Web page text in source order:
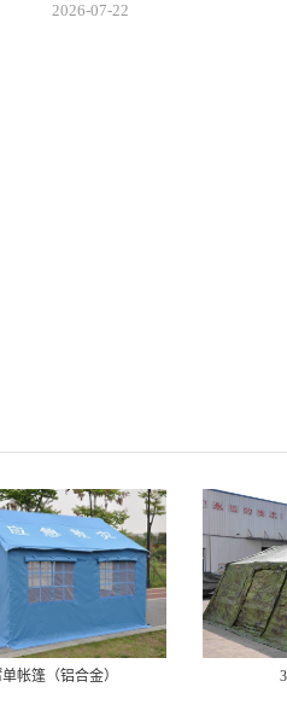
2026-07-22
30㎡框架帐篷